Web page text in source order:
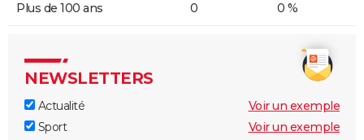
Plus de 100 ans 0 0 %
NEWSLETTERS
Actualité
Voir un exemple
Sport
Voir un exemple